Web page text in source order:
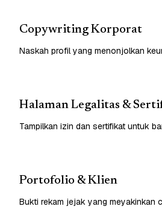
Copywriting Korporat
Naskah profil yang menonjolkan
Halaman Legalitas &
Tampilkan izin dan sertifikat untuk
Portofolio & Klien
Bukti rekam jejak yang meyakinkan